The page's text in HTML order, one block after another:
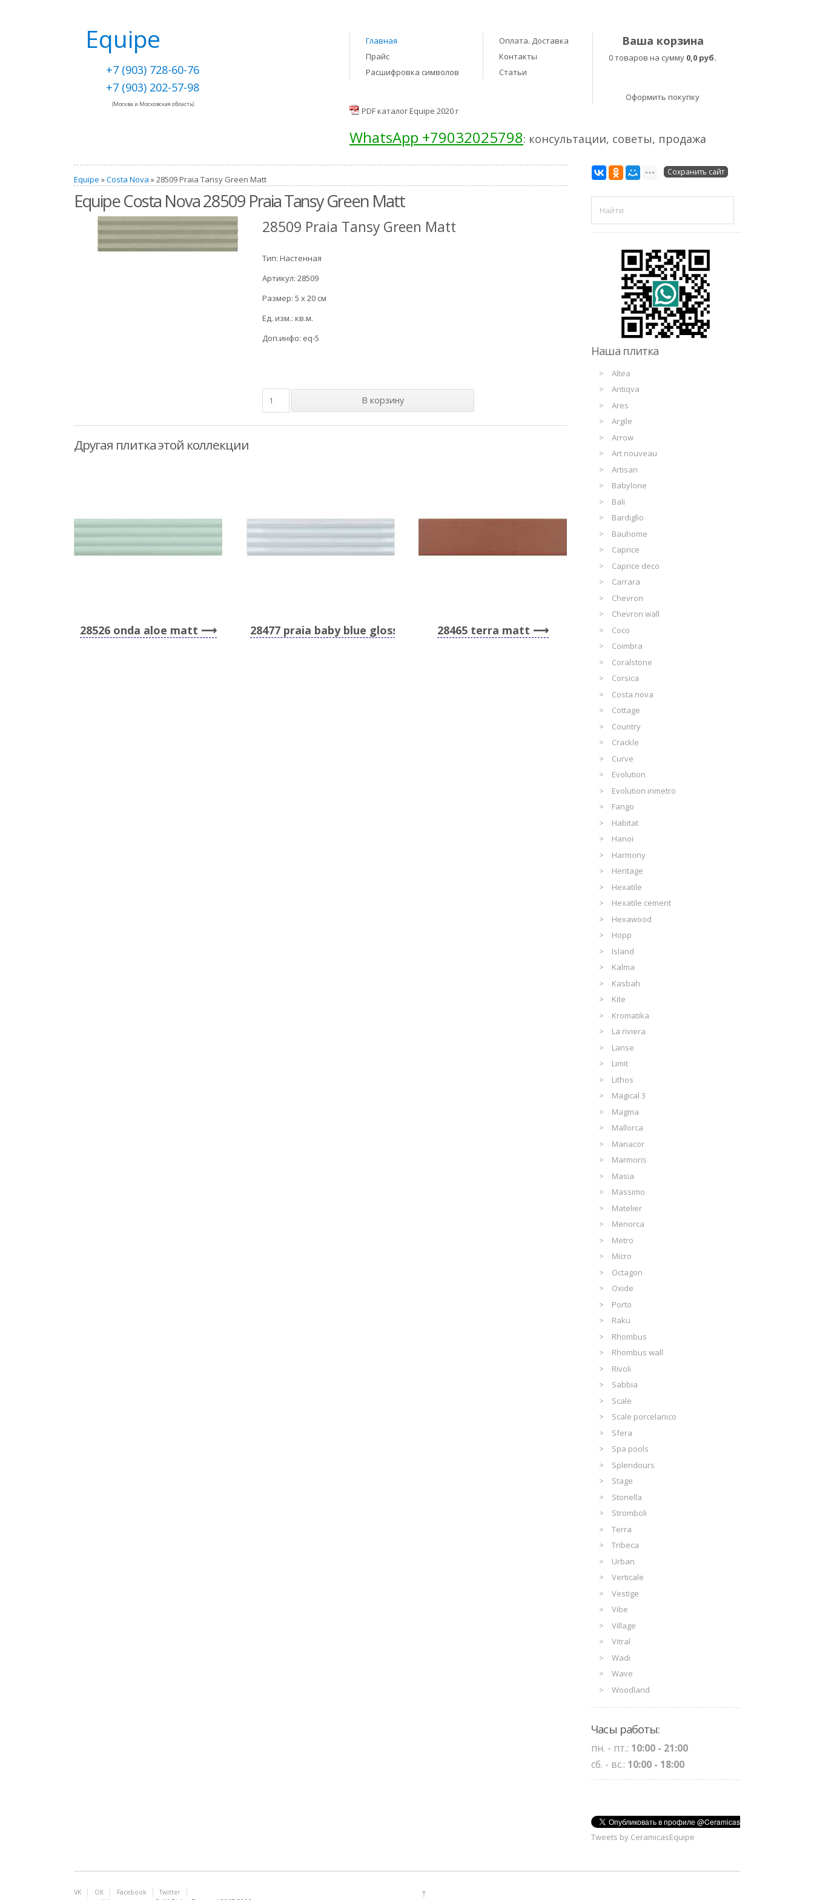
Equipe
+7 (903) 728-60-76
+7 (903) 202-57-98
(Москва и Московская область)
Главная
Прайс
Расшифровка символов
Оплата. Доставка
Контакты
Статьи
Ваша корзина
0 товаров на сумму 0,0 руб.
Оформить покупку
PDF каталог Equipe 2020 г
WhatsApp +79032025798: консультации, советы, продажа
Equipe »Costa Nova » 28509 Praia Tansy Green Matt
Equipe Costa Nova 28509 Praia Tansy Green Matt
28509 Praia Tansy Green Matt
Тип: Настенная
Артикул: 28509
Размер: 5 x 20 см
Ед. изм.: кв.м.
Доп.инфо: eq-5
Другая плитка этой коллекции
28526 onda aloe matt 28477 praia baby blue glossy 28465 terra matt
Сохранить сайт
Наша плитка
Altea
Antiqva
Ares
Argile
Arrow
Art nouveau
Artisan
Babylone
Bali
Bardiglio
Bauhome
Caprice
Caprice deco
Carrara
Chevron
Chevron wall
Coco
Coimbra
Coralstone
Corsica
Costa nova
Cottage
Country
Crackle
Curve
Evolution
Evolution inmetro
Fango
Habitat
Hanoi
Harmony
Heritage
Hexatile
Hexatile cement
Hexawood
Hopp
Island
Kalma
Kasbah
Kite
Kromatika
La riviera
Lanse
Limit
Lithos
Magical 3
Magma
Mallorca
Manacor
Marmoris
Masia
Massimo
Matelier
Menorca
Metro
Micro
Octagon
Oxide
Porto
Raku
Rhombus
Rhombus wall
Rivoli
Sabbia
Scale
Scale porcelanico
Sfera
Spa pools
Splendours
Stage
Stonella
Stromboli
Terra
Tribeca
Urban
Verticale
Vestige
Vibe
Village
Vitral
Wadi
Wave
Woodland
Часы работы:
пн. - пт.: 10:00 - 21:00
сб. - вс.: 10:00 - 18:00
Tweets by CeramicasEquipe
VK ОК Facebook
Twitter
↑